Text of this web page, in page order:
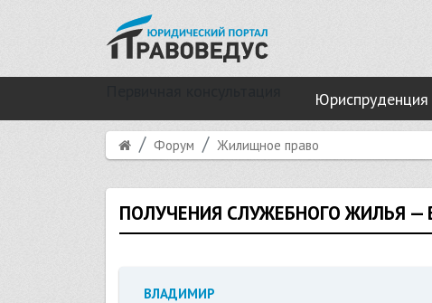
Юриспруденция
Форум Жилищное право
ПОЛУЧЕНИЯ СЛУЖЕБНОГО ЖИЛЬЯ
ВЛАДИМИР